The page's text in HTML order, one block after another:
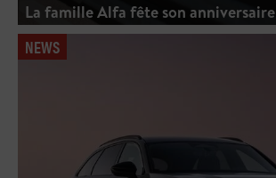
La famille Alfa fête son anniversaire
NEWS